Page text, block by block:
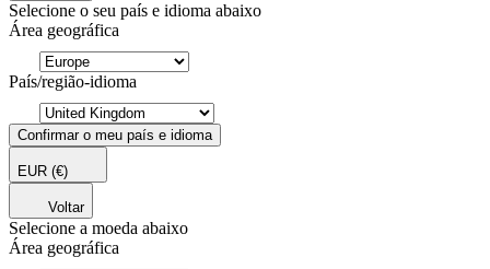
Selecione o seu país e idioma abaixo
Área geográfica
País/região-idioma
Confirmar o meu país e idioma
EUR (€)
Voltar
Selecione a moeda abaixo
Área geográfica